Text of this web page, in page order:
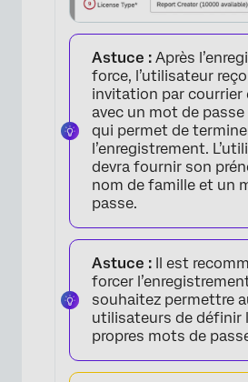
Astuce : Après
force, l’utilisateur
invitation par courrier
avec un mot de
qui permet de
l’enregistrement.
devra fournir son
nom de famille et un
passe.
Astuce : Il est
forcer
souhaitez permettre
utilisateurs de définir
propres mots de